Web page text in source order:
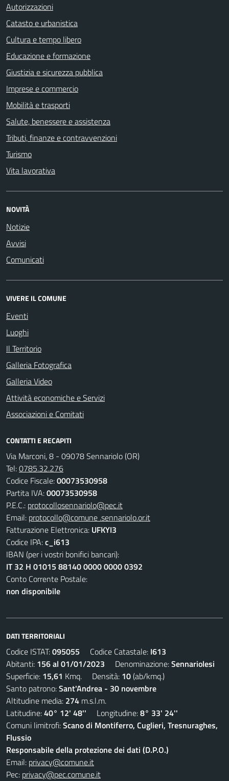
Autorizzazioni
Catasto e urbanistica
Cultura e tempo libero
Educazione e formazione
Giustizia e sicurezza pubblica
Imprese e commercio
Mobilità e trasporti
Salute, benessere e assistenza
Tributi, finanze e contravvenzioni
Turismo
Vita lavorativa
NOVITÀ
Notizie
Avvisi
Comunicati
VIVERE IL COMUNE
Eventi
Luoghi
Il Territorio
Galleria Fotografica
Galleria Video
Attività economiche e Servizi
Associazioni e Comitati
CONTATTI E RECAPITI
Via Marconi, 8 - 09078 Sennariolo (OR)
Tel:0785.32.276
Codice Fiscale:00073530958
Partita IVA:00073530958
P.E.C.: protocollosennariolo@pec.it
Email: protocollo@comune .sennariolo.or.it
Fatturazione Elettronica: UFKYI3
Codice IPA:c_i613
IBAN (per i vostri bonifici bancari):
IT 32 H 01015 88140 0000 0000 0392
Conto Corrente Postale:
non disponibile
DATI TERRITORIALI
Codice ISTAT:095055 Codice Catastale: I613
Abitanti: 156 al 01/01/2023 Denominazione:Sennariolesi
Superficie: 15,61 Kmq. Densità: 10(ab/kmq.)
Santo patrono:Sant'Andrea - 30 novembre
Altitudine media: 274 m.s.l.m.
Latitudine:40° 12' 48'' Longitudine:8° 33' 24''
Comuni limitrofi:Scano di Montiferro, Cuglieri, Tresnuraghes,
Flussio
Responsabile della protezione dei dati (D.P.O.)
Email: privacy@comune.it
Pec: privacy@pec.comune.it